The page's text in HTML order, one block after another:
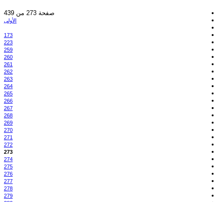
صفحة 273 من 439
الأولى
173
223
259
260
261
262
263
264
265
266
267
268
269
270
271
272
273
274
275
276
277
278
279